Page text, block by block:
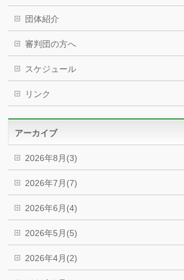
団体紹介
審判団の方へ
スケジュール
リンク
アーカイブ
2026年8月(3)
2026年7月(7)
2026年6月(4)
2026年5月(5)
2026年4月(2)